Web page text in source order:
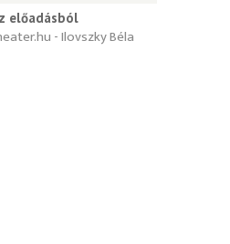
előadásból
- Ilovszky Béla